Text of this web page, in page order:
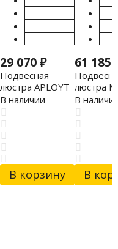
29 070₽
Подвесная
люстра APLOYT
APL.727.06.06
В наличии
В корзину
61 185
люстра
6206
В
В